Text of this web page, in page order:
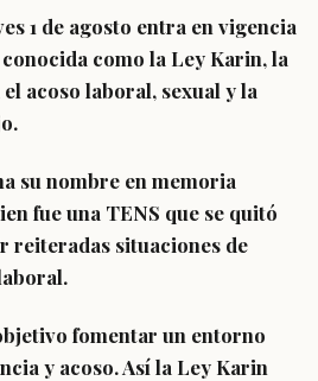
1 de agosto entra en vigencia
conocida como la Ley Karin, la
acoso laboral, sexual y la
su nombre en memoria
fue una TENS que se quitó
reiteradas situaciones de
fomentar un entorno
y acoso. Así la Ley Karin